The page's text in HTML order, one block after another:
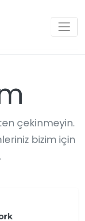
çekinmeyin.
bizim için